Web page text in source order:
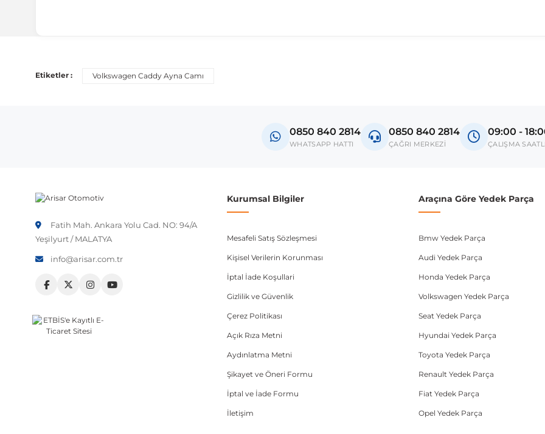
Araç üreticileri aynı model yılı içerisinde farklı donanım ve kasa tipleri kullanabilmektedir. Sipariş vermeden önce OEM
Etiketler : Volkswagen Caddy Ayna Camı
0850 840 2814
WHATSAPP HATTI
0850 840 2814
ÇAĞRI MERKEZİ
09:00 -
ÇALIŞMA
Fatih Mah. Ankara Yolu Cad. NO: 94/A
Yeşilyurt / MALATYA
info@arisar.com.tr
Kurumsal Bilgiler
Mesafeli Satış Sözleşmesi
Kişisel Verilerin Korunması
İptal İade Koşullari
Gizlilik ve Güvenlik
Çerez Politikası
Açık Rıza Metni
Aydınlatma Metni
Şikayet ve Öneri Formu
İptal ve İade Formu
İletişim
Araçına Göre Yedek Parça
Bmw Yedek Parça
Audi Yedek Parça
Honda Yedek Parça
Volkswagen Yedek Parça
Seat Yedek Parça
Hyundai Yedek Parça
Toyota Yedek Parça
Renault Yedek Parça
Fiat Yedek Parça
Opel Yedek Parça